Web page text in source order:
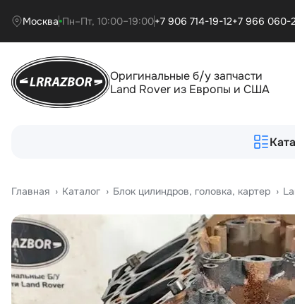
Москва Пн–Пт, 10:00–19:00+7 906 714-19-12+7 966 060-
Оригинальные б/у запчасти
Land Rover из Европы и США
Главная › Катало › Блок цилиндров, головка, картер ›